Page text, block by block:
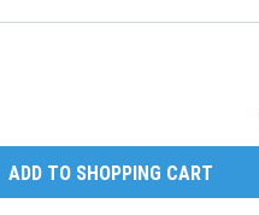
ADD TO SHOPPING CART